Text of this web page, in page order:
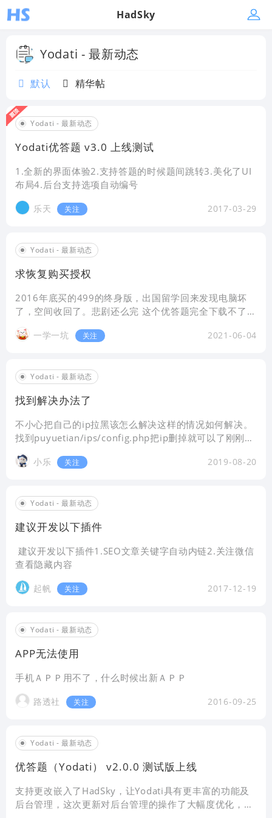
HadSky
Yodati - 最新动态
默认 精华帖
Yodati - 最新动态
Yodati优答题 v3.0 上线测试
1.全新的界面体验2.支持答题的时候题间跳转3.美化了UI
布局4.后台支持选项自动编号
乐天 关注 2017-03-29
Yodati - 最新动态
求恢复购买授权
2016年底买的499的终身版，出国留学回来发现电脑坏
了，空间收回了。悲剧还么完 这个优答题完全下载不了，
知道怎么被踢出编外的娃捡回来
一学一坑 关注 2021-06-04
Yodati - 最新动态
找到解决办法了
不小心把自己的ip拉黑该怎么解决这样的情况如何解决。
找到puyuetian/ips/config.php把ip删掉就可以了刚刚测
试过真的有用广东,湛江
小乐 关注 2019-08-20
Yodati - 最新动态
建议开发以下插件
建议开发以下插件1.SEO文章关键字自动内链2.关注微信
查看隐藏内容
起帆 关注 2017-12-19
Yodati - 最新动态
APP无法使用
手机ＡＰＰ用不了，什么时候出新ＡＰＰ
路透社 关注 2016-09-25
Yodati - 最新动态
优答题（Yodati） v2.0.0 测试版上线
支持更改嵌入了HadSky，让Yodati具有更丰富的功能及
后台管理，这次更新对后台管理的操作了大幅度优化，更